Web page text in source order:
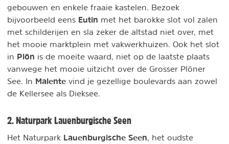
gebouwen en enkele fraaie kastelen. Bezoek
bijvoorbeeld eens Eutin met het barokke slot vol zalen
met schilderijen en sla zeker de altstad niet over, met
het mooie marktplein met vakwerkhuizen. Ook het slot
in Plön is de moeite waard, niet op de laatste plaats
vanwege het mooie uitzicht over de Grosser Plöner
See. In Malente vind je gezellige boulevards aan zowel
de Kellersee als Dieksee.
2. Naturpark Lauenburgische Seen
Het Naturpark Lauenburgische Seen , het oudste